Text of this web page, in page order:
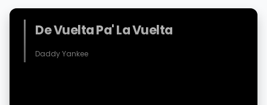
De Vuelta Pa' La Vuelta
Daddy Yankee